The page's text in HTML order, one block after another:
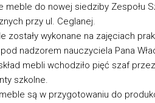
meble do nowej siedziby Zespołu
przy ul. Ceglanej.
wykonane na zajęciach
nadzorem nauczyciela Pana
mebli wchodziło pięć szaf
szkolne.
są w przygotowaniu do